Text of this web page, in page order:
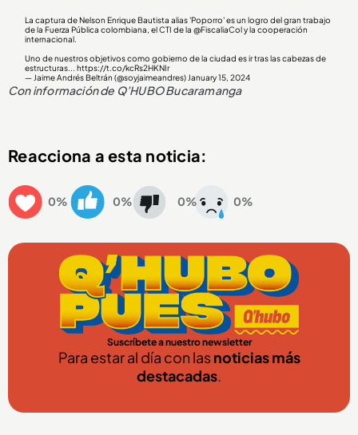
La captura de Nelson Enrique Bautista alias 'Poporro' es un logro del gran trabajo
de la Fuerza Pública colombiana, el CTI de la@FiscaliaColy la cooperación
internacional.
Uno de nuestros objetivos como gobierno de la ciudad es ir tras las cabezas de
estructuras...https://t.co/kcRs2HKNIr
— Jaime Andrés Beltrán (@soyjaimeandres) January 15, 2024
Con información de Q’HUBO Bucaramanga
Reacciona a esta noticia:
0% 0% 0% 0%
Suscríbete a nuestro newsletter
Para estar al día con lasnoticias más
destacadas.